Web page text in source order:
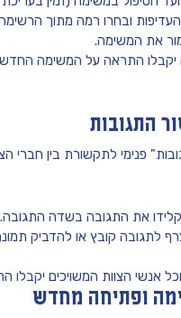
ובחרו רמה מתוך
את המשימה.
יקבלו התראה על המשימה
פנימי לתקשורת בין חברי
את התגובה בשדה התגובה.
לתגובה קובץ או להדביק
אנשי הצוות המשויכים